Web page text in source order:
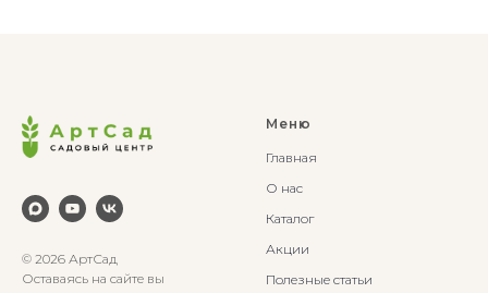
© 2026 АртСад
Оставаясь на сайте вы
Меню
Главная
О нас
Каталог
Акции
Полезные статьи